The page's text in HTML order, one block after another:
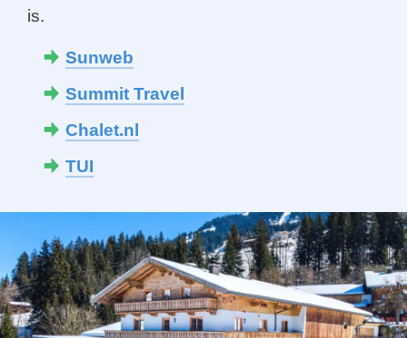
is.
Sunweb
Summit Travel
Chalet.nl
TUI